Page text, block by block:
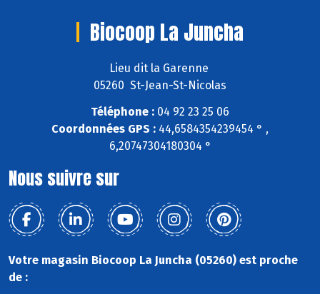
Biocoop La Juncha
Lieu dit la Garenne
05260 St-Jean-St-Nicolas
Téléphone : 04 92 23 25 06
Coordonnées GPS : 44,6584354239454 ° ,
6,20747304180304 °
Nous suivre sur
Votre magasin Biocoop La Juncha (05260) est proche
de :